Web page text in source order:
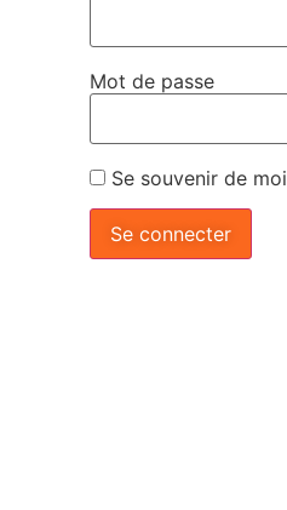
Mot de passe
Se souvenir de moi